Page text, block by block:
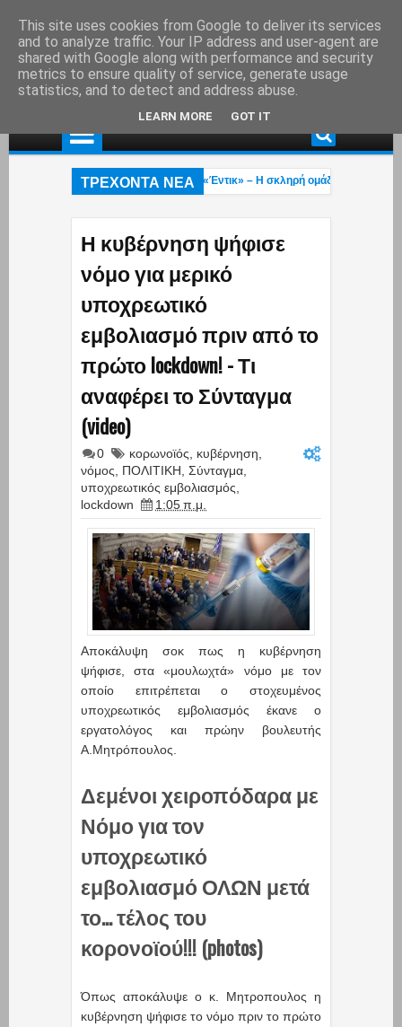
ΤΡΕΧΟΝΤΑ ΝΕΑ
Οι «Πίτμπουλ» και «Μπουλντόγκ» του «Έντικ» – Η σκληρή ομάδα που
Η κυβέρνηση ψήφισε
νόμο για μερικό
υποχρεωτικό
εμβολιασμό πριν από το
πρώτο lockdown! - Τι
αναφέρει το Σύνταγμα
(video)
0 κορωνοϊός κυβέρνηση
νόμος
ΠΟΛΙΤΙΚΗ Σύνταγμα
υποχρεωτικός εμβολιασμός
lockdown
1:05 π.μ.
Αποκάλυψη σοκ πως η κυβέρνηση
ψήφισε, στα «μουλωχτά» νόμο με τον
οποίο επιτρέπεται ο στοχευμένος
υποχρεωτικός εμβολιασμός έκανε ο
εργατολόγος και πρώην βουλευτής
Α.Μητρόπουλος.
Δεμένοι χειροπόδαρα με
Νόμο για τον
υποχρεωτικό
εμβολιασμό ΟΛΩΝ μετά
το... τέλος του
κορονοϊού!!! (photos)
Όπως αποκάλυψε ο κ. Μητροπουλος η
κυβέρνηση ψήφισε το νόμο πριν το πρώτο
This site uses cookies from Google to deliver its services
and to analyze traffic. Your IP address and user-agent are
shared with Google along with performance and security
metrics to ensure quality of service, generate usage
statistics, and to detect and address abuse.
LEARN MORE GOT IT